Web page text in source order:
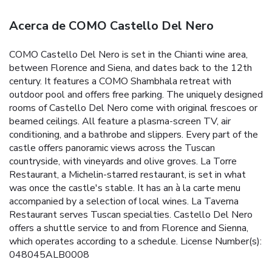
Acerca de COMO Castello Del Nero
COMO Castello Del Nero is set in the Chianti wine area,
between Florence and Siena, and dates back to the 12th
century. It features a COMO Shambhala retreat with
outdoor pool and offers free parking. The uniquely designed
rooms of Castello Del Nero come with original frescoes or
beamed ceilings. All feature a plasma-screen TV, air
conditioning, and a bathrobe and slippers. Every part of the
castle offers panoramic views across the Tuscan
countryside, with vineyards and olive groves. La Torre
Restaurant, a Michelin-starred restaurant, is set in what
was once the castle's stable. It has an à la carte menu
accompanied by a selection of local wines. La Taverna
Restaurant serves Tuscan specialties. Castello Del Nero
offers a shuttle service to and from Florence and Sienna,
which operates according to a schedule. License Number(s):
048045ALB0008